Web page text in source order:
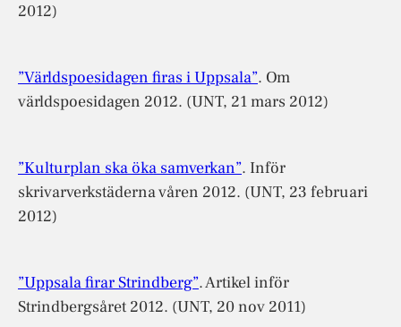
2012)
”Världspoesidagen firas i Uppsala”. Om
världspoesidagen 2012. (UNT, 21 mars 2012)
”Kulturplan ska öka samverkan”. Inför
skrivarverkstäderna våren 2012. (UNT, 23 februari
2012)
”Uppsala firar Strindberg”. Artikel inför
Strindbergsåret 2012. (UNT, 20 nov 2011)